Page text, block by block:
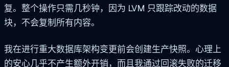
复。整个操作只需几秒钟，因为 LVM 只跟踪改动的数据
块，不会复制所有内容。
我在进行重大数据库架构变更前会创建生产快照。心理上
的安心几乎不产生额外开销，而且我通过回滚失败的迁移